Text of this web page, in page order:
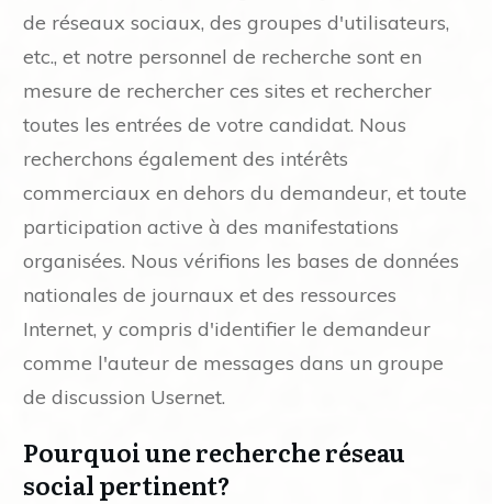
de réseaux sociaux, des groupes d'utilisateurs,
etc., et notre personnel de recherche sont en
mesure de rechercher ces sites et rechercher
toutes les entrées de votre candidat. Nous
recherchons également des intérêts
commerciaux en dehors du demandeur, et toute
participation active à des manifestations
organisées. Nous vérifions les bases de données
nationales de journaux et des ressources
Internet, y compris d'identifier le demandeur
comme l'auteur de messages dans un groupe
de discussion Usernet.
Pourquoi une recherche réseau
social pertinent?